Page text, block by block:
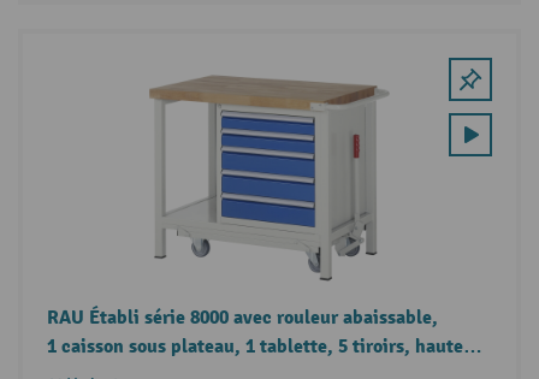
RAU Établi série 8000 avec rouleur abaissable,
1 caisson sous plateau, 1 tablette, 5 tiroirs, hauteur